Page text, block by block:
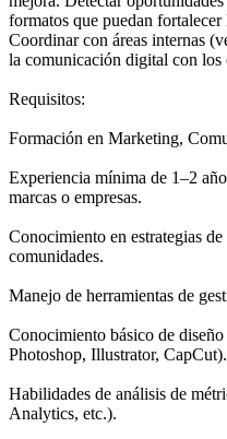
formatos que puedan
Coordinar con áreas internas
la comunicación digital con los
Requisitos:
Formación en Marketing,
Experiencia mínima de 1–2
marcas o empresas.
Conocimiento en estrategias
comunidades.
Manejo de herramientas de
Conocimiento básico de
Photoshop, Illustrator, CapCut).
Habilidades de análisis de
Analytics, etc.).